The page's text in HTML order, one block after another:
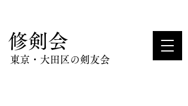
​修剣会
東京・大田区の剣友会